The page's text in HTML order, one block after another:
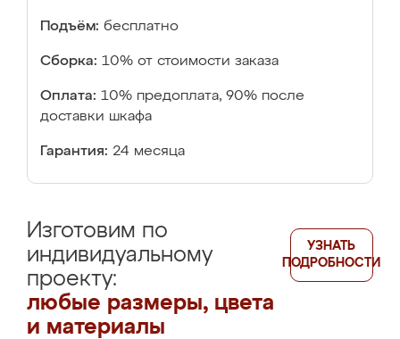
Подъём: бесплатно
Сборка: 10% от стоимости заказа
Оплата: 10% предоплата, 90% после
доставки шкафа
Гарантия: 24 месяца
Изготовим по
индивидуальному
проекту:
любые размеры, цвета
и материалы
УЗНАТЬ
ПОДРОБНОСТИ